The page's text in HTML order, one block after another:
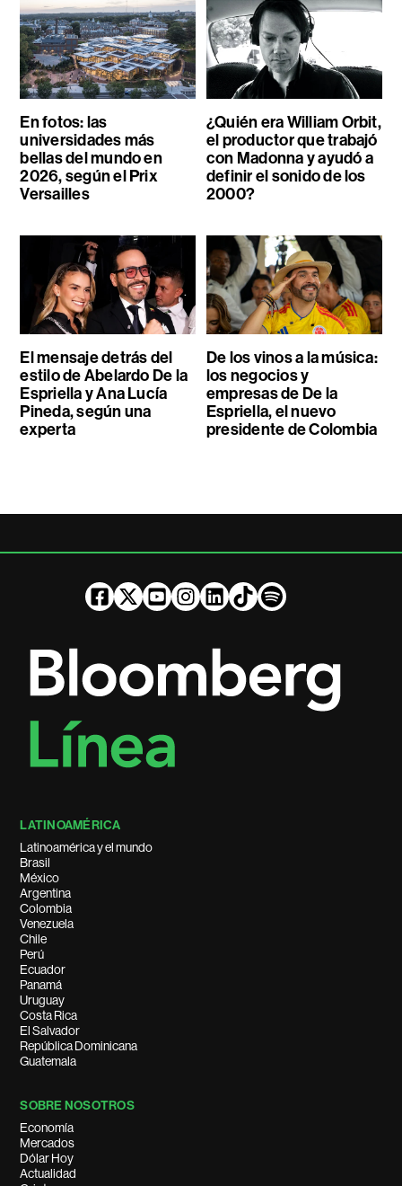
En fotos: las
universidades más
bellas del mundo en
2026, según el Prix
Versailles
¿Quién era William Orbit,
el productor que trabajó
con Madonna y ayudó a
definir el sonido de los
2000?
El mensaje detrás del
estilo de Abelardo De la
Espriella y Ana Lucía
Pineda, según una
experta
De los vinos a la música:
los negocios y
empresas de De la
Espriella, el nuevo
presidente de Colombia
LATINOAMÉRICA
Latinoamérica y el mundo
Brasil
México
Argentina
Colombia
Venezuela
Chile
Perú
Ecuador
Panamá
Uruguay
Costa Rica
El Salvador
República Dominicana
Guatemala
SOBRE NOSOTROS
Economía
Mercados
Dólar Hoy
Actualidad